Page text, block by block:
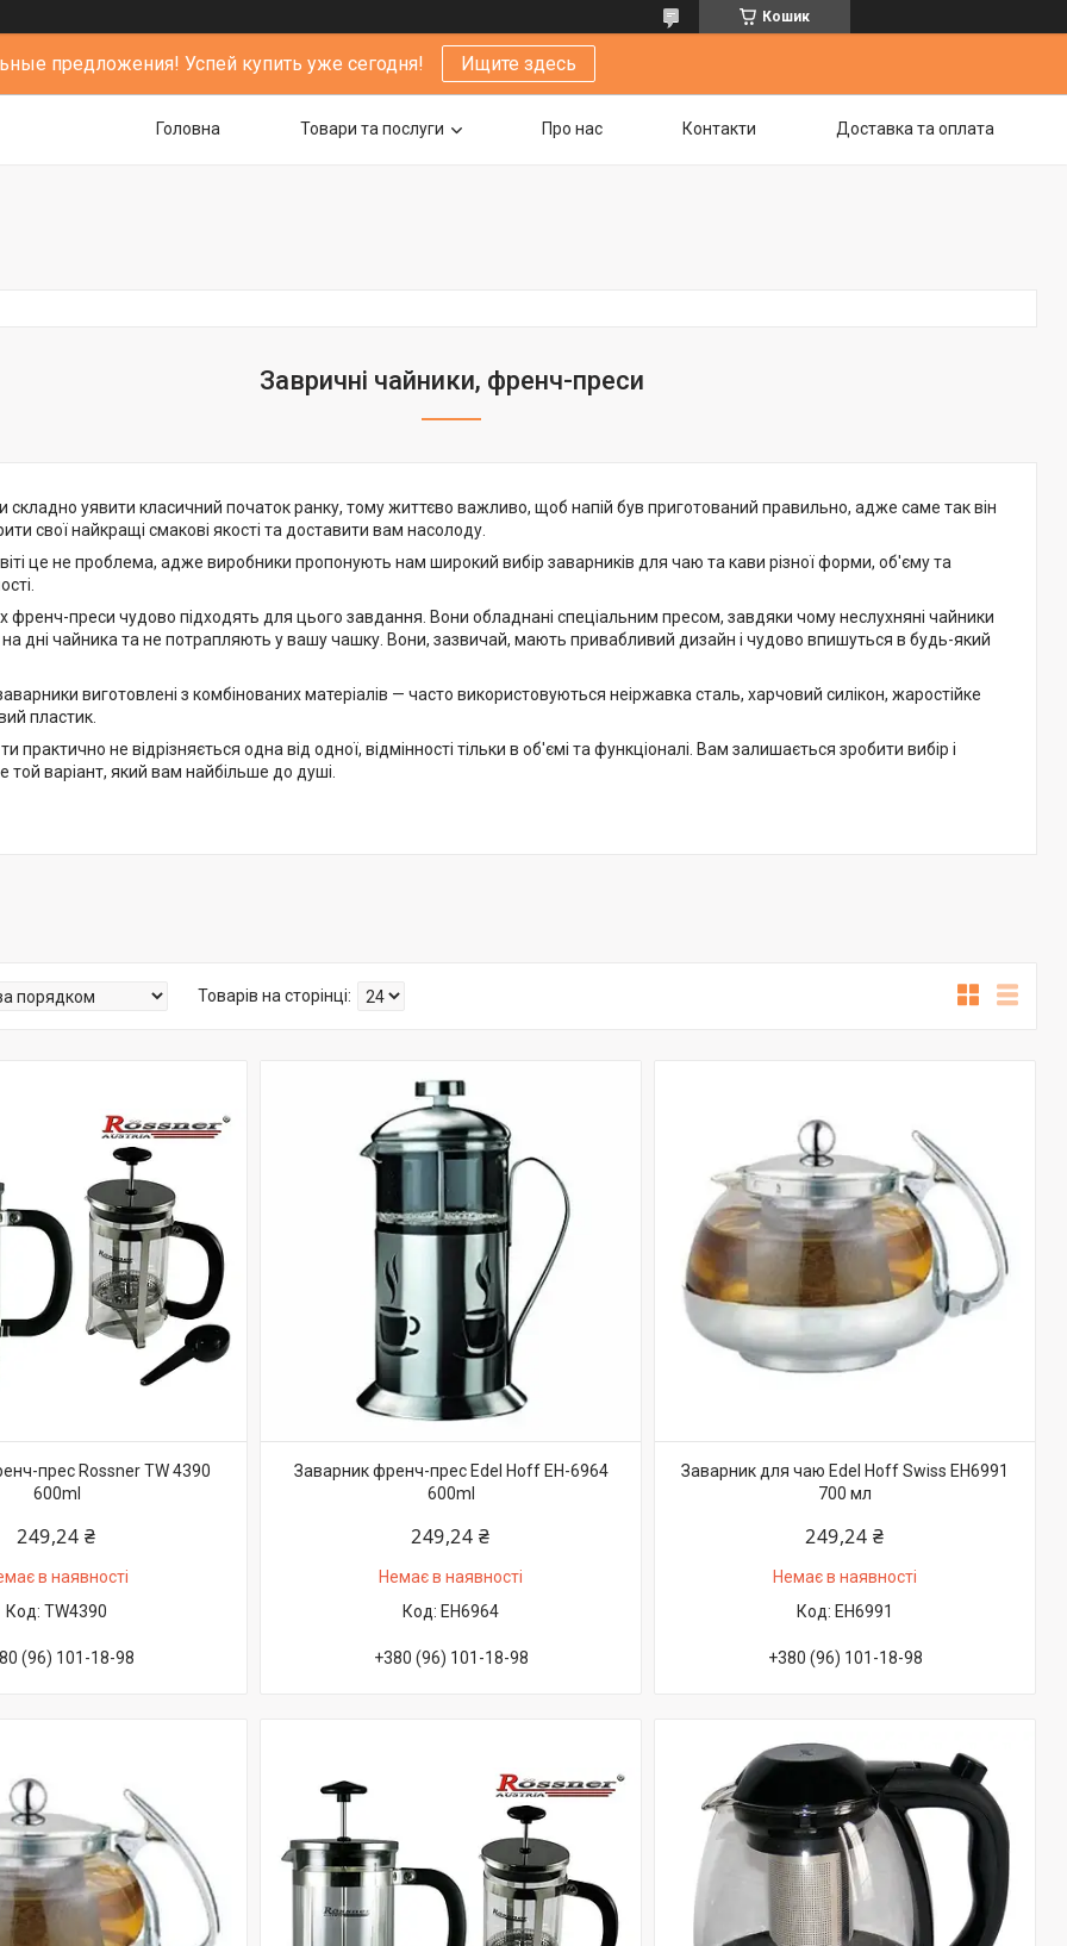
Кошик
предложения! Успей купить уже сегодня! Ищите здесь
Головна Товари та послуги Про нас Контакти Доставка та оплата
Завричні чайники, френч-преси
складно уявити класичний початок ранку, тому життєво важливо, щоб напій був приготований правильно, адже саме так він
свої найкращі смакові якості та доставити вам насолоду.
це не проблема, адже виробники пропонують нам широкий вибір заварників для чаю та кави різної форми, об'єму та
френч-преси чудово підходять для цього завдання. Вони обладнані спеціальним пресом, завдяки чому неслухняні чайники
дні чайника та не потрапляють у вашу чашку. Вони, зазвичай, мають привабливий дизайн і чудово впишуться в будь-який
виготовлені з комбінованих матеріалів — часто використовуються неіржавка сталь, харчовий силікон, жаростійке
пластик.
практично не відрізняється одна від одної, відмінності тільки в об'ємі та функціоналі. Вам залишається зробити вибір і
той варіант, який вам найбільше до душі.
прес Rossner TW 4390
600ml
249,24 ₴
в наявності
TW4390
(96) 101-18-98
Заварник френч-прес Edel Hoff EH-6964
600ml
249,24 ₴
Немає в наявності
EH6964
+380 (96) 101-18-98
Заварник для чаю Edel Hoff Swiss EH6991
700 мл
249,24 ₴
Немає в наявності
EH6991
+380 (96) 101-18-98